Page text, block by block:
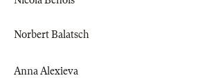
Norbert Balatsch
Anna Alexieva